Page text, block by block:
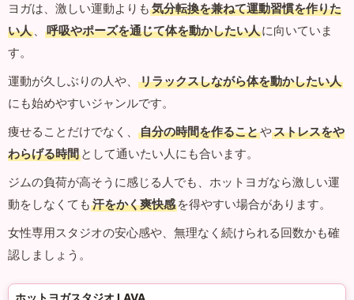
ヨガは、激しい運動よりも 気分転換を兼ねて運動習慣を作りた
い人 、 呼吸やポーズを通じて体を動かしたい人に向いていま
す。
運動が久しぶりの人や、
リラックスしながら体を動かしたい人
にも始めやすいジャンルです。
痩せることだけでなく、
自分の時間を作ることやストレスをや
わらげる時間 として通いたい人にも合います。
ジムの負荷が高そうに感じる人でも、ホットヨガなら激しい運
動をしなくても 汗をかく爽快感 を得やすい場合があります。
女性専用スタジオの安心感や、無理なく続けられる回数かも確
認しましょう。